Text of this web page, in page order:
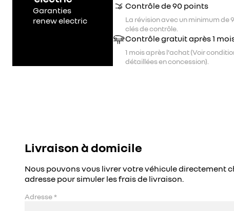
Garanties
renew electric
Contrôle de 90 points
La révision avec un minimum de
clés de contrôle.
Contrôle gratuit après 1
1 mois après l'achat (Voir
détaillées en concession).
Livraison à domicile
Nous pouvons vous livrer votre véhicule directement
adresse pour simuler les frais de livraison.
Adresse*